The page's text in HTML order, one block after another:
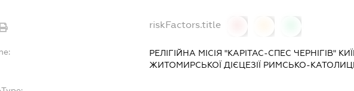
riskFactors.title
РЕЛІГІЙНА МІСІЯ "КАРІТАС-СПЕС ЧЕРНІГІВ"
ЖИТОМИРСЬКОЇ ДІЄЦЕЗІЇ РИМСЬКО-